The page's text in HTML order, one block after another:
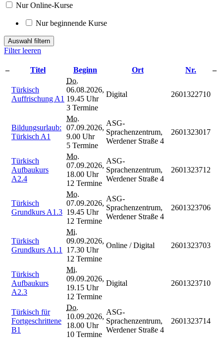
Nur Online-Kurse
Nur beginnende Kurse
Auswahl filtern
Filter leeren
– Titel Beginn Ort Nr. –
Türkisch
Auffrischung A1
Do.
06.08.2026,
19.45 Uhr
3 Termine
Digital 2601322710
Bildungsurlaub:
Türkisch A1
Mo.
07.09.2026,
9.00 Uhr
5 Termine
ASG-
Sprachenzentrum,
Werdener Straße 4
2601323017
Türkisch
Aufbaukurs
A2.4
Mo.
07.09.2026,
18.00 Uhr
12 Termine
ASG-
Sprachenzentrum,
Werdener Straße 4
2601323712
Türkisch
Grundkurs A1.3
Mo.
07.09.2026,
19.45 Uhr
12 Termine
ASG-
Sprachenzentrum,
Werdener Straße 4
2601323706
Türkisch
Grundkurs A1.1
Mi.
09.09.2026,
17.30 Uhr
12 Termine
Online / Digital 2601323703
Türkisch
Aufbaukurs
A2.3
Mi.
09.09.2026,
19.15 Uhr
12 Termine
Digital 2601323710
Türkisch für
Fortgeschrittene
B1
Do.
10.09.2026,
18.00 Uhr
10 Termine
ASG-
Sprachenzentrum,
Werdener Straße 4
2601323714